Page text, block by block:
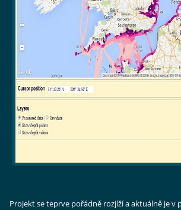
Projekt se teprve pořádně rozjíží a aktuálně je v